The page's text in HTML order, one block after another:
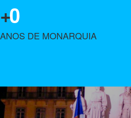
+0
ANOS DE MONARQUIA